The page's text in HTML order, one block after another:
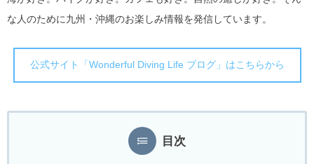
な人のために九州・沖縄のお楽しみ情報を発信しています。
公式サイト「Wonderful Diving Life ブログ」はこちらから
目次